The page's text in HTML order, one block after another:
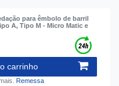
para êmbolo de barril
A, Tipo M - Micro Matic e
carrinho
Remessa